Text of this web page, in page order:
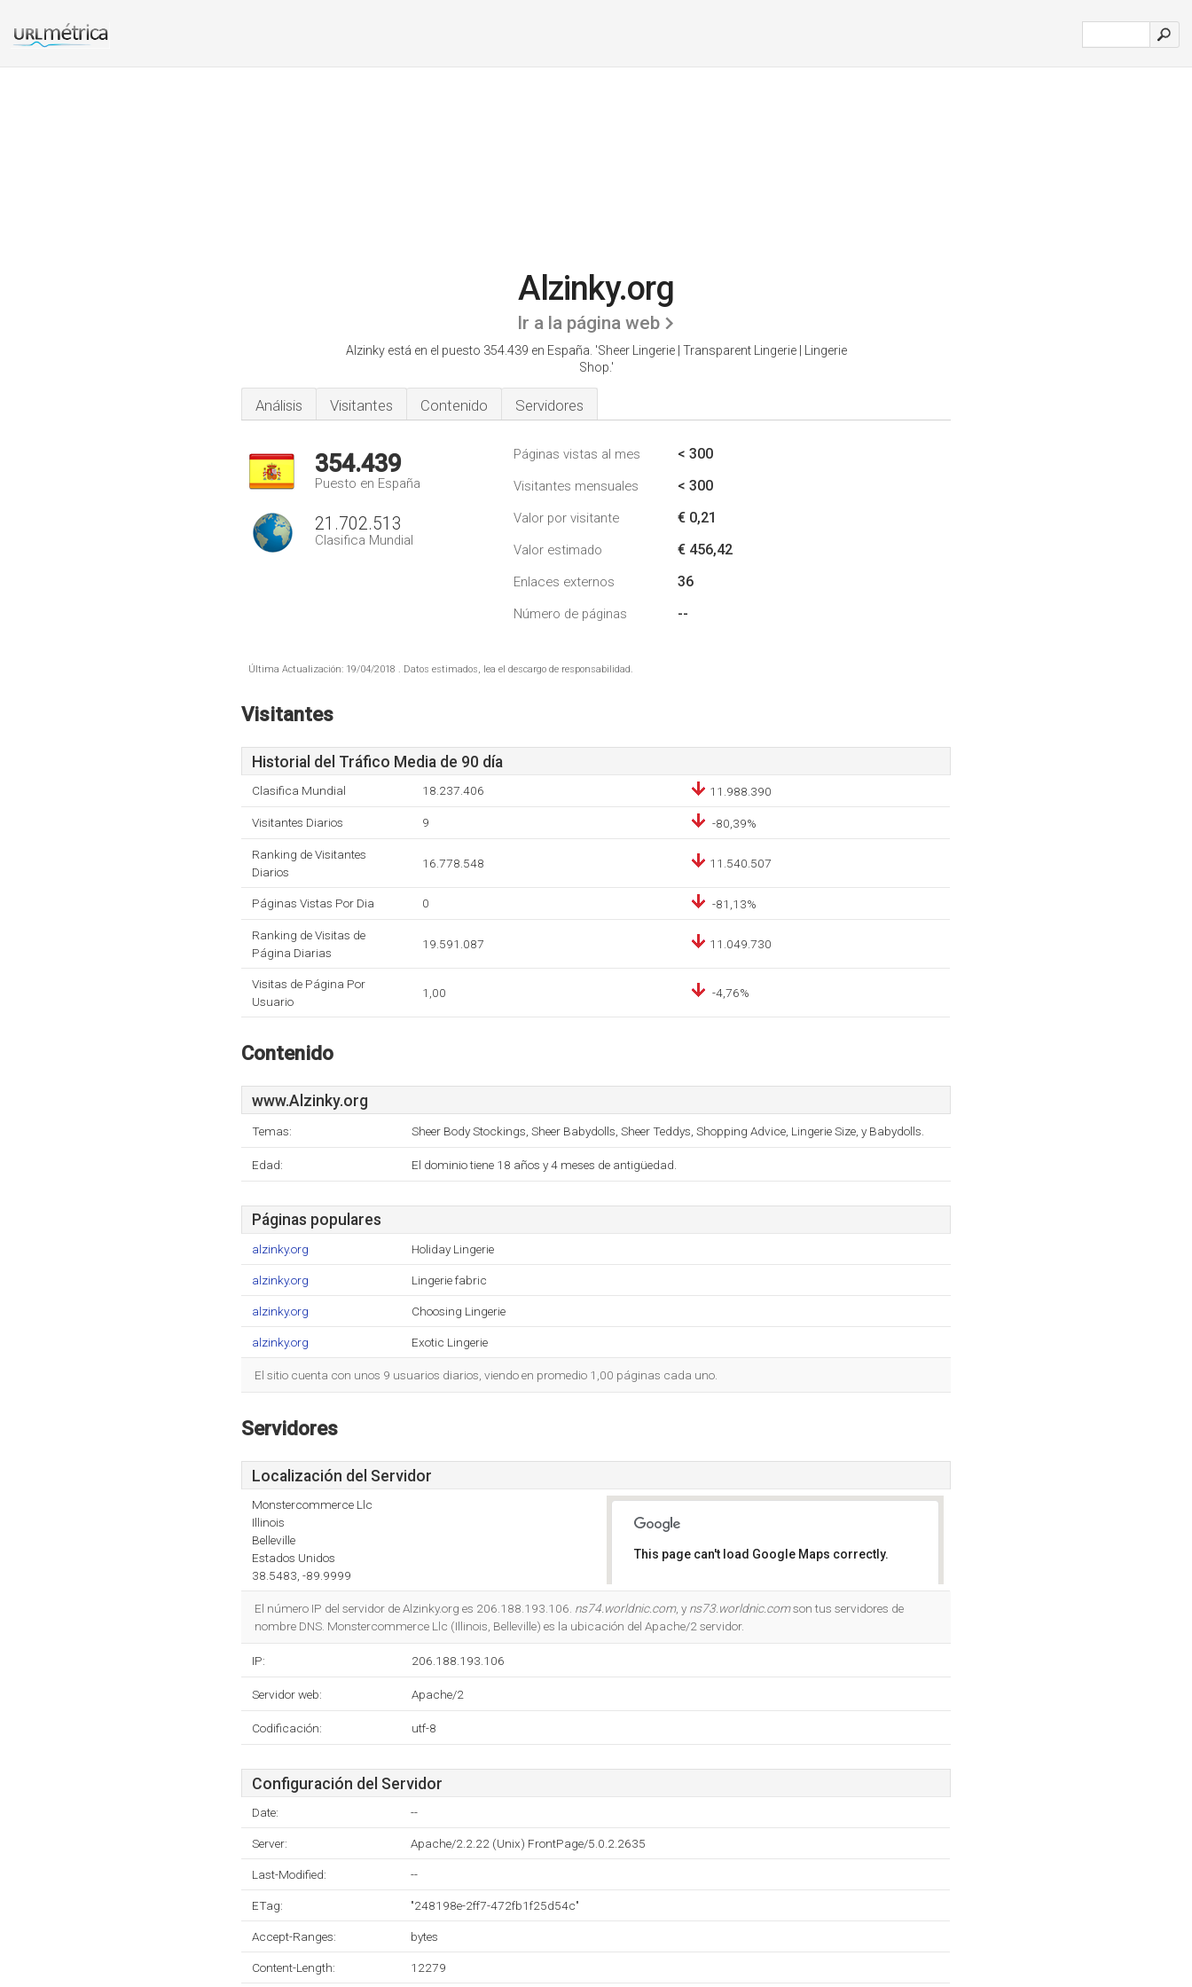
Alzinky.org
Ir a la página web
Alzinky está en el puesto 354.439 en España. 'Sheer Lingerie | Transparent Lingerie | Lingerie
Shop.'
Análisis Visitantes Contenido Servidores
354.439
Puesto en España
21.702.513
Clasifica Mundial
Páginas vistas al mes < 300
Visitantes mensuales < 300
Valor por visitante € 0,21
Valor estimado € 456,42
Enlaces externos 36
Número de páginas --
Última Actualización: 19/04/2018 . Datos estimados, lea el descargo de responsabilidad.
Visitantes
Historial del Tráfico Media de 90 día
Clasifica Mundial 18.237.406 11.988.390
Visitantes Diarios 9 -80,39%
Ranking de Visitantes
Diarios
16.778.548 11.540.507
Páginas Vistas Por Dia 0 -81,13%
Ranking de Visitas de
Página Diarias
19.591.087 11.049.730
Visitas de Página Por
Usuario
1,00 -4,76%
Contenido
www.Alzinky.org
Temas: Sheer Body Stockings, Sheer Babydolls, Sheer Teddys, Shopping Advice, Lingerie Size, y Babydolls.
Edad: El dominio tiene 18 años y 4 meses de antigüedad.
Páginas populares
alzinky.org Holiday Lingerie
alzinky.org Lingerie fabric
alzinky.org Choosing Lingerie
alzinky.org Exotic Lingerie
El sitio cuenta con unos 9 usuarios diarios, viendo en promedio 1,00 páginas cada uno.
Servidores
Localización del Servidor
Monstercommerce Llc
Illinois
Belleville
Estados Unidos
38.5483, -89.9999
This page can't load Google Maps correctly.
El número IP del servidor de Alzinky.org es 206.188.193.106. ns74.worldnic.com, y ns73.worldnic.comson tus servidores de
nombre DNS. Monstercommerce Llc (Illinois, Belleville) es la ubicación del Apache/2 servidor.
IP: 206.188.193.106
Servidor web: Apache/2
Codificación: utf-8
Configuración del Servidor
Date: --
Server: Apache/2.2.22 (Unix) FrontPage/5.0.2.2635
Last-Modified: --
ETag: "248198e-2ff7-472fb1f25d54c"
Accept-Ranges: bytes
Content-Length: 12279